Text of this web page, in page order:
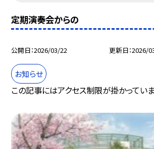
定期演奏会からの
公開日 2026/03/22 更新日 2026/
お知らせ
この記事にはアクセス制限が掛かってい